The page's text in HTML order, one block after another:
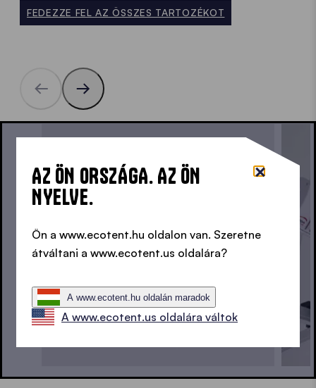
FEDEZZE FEL AZ ÖSSZES TARTOZÉKOT
KIS SEGÍTŐK A NAGY SEGÍTŐKNEK •
AZ ÖN ORSZÁGA. AZ ÖN
NYELVE.
Ön a www.ecotent.hu oldalon van. Szeretne
átváltani a www.ecotent.us oldalára?
A www.ecotent.hu oldalán maradok
A www.ecotent.us oldalára váltok